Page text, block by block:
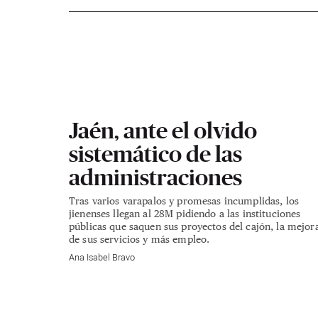
Jaén, ante el olvido
sistemático de las
administraciones
Tras varios varapalos y promesas incumplidas, los
jienenses llegan al 28M pidiendo a las instituciones
públicas que saquen sus proyectos del cajón, la
de sus servicios y más empleo.
Ana Isabel Bravo